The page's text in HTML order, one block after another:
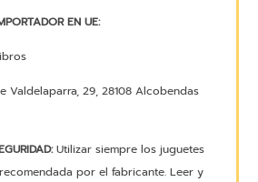
EN UE:
Valdelaparra, 29, 28108 Alcobendas
Utilizar siempre los juguetes
por el fabricante. Leer y